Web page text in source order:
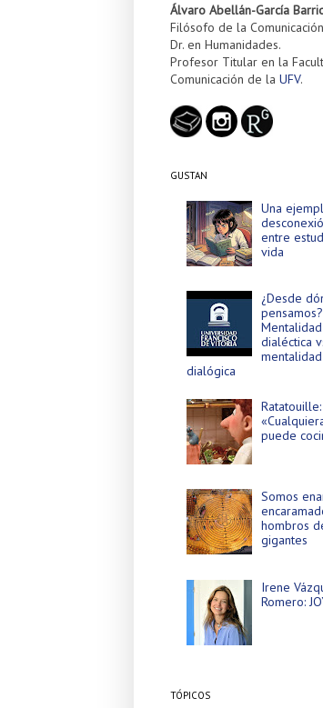
Álvaro Abellán-García
Filósofo de la
Dr. en Humanidades.
Profesor Titular en la
Comunicación de la UFV.
GUSTAN
Una
entre
vida
¿Desde
pensamos?
Mentalidad
dialéctica
mentalidad
dialógica
Ratatouille:
puede
Somos
hombros
gigantes
Irene
Romero:
TÓPICOS